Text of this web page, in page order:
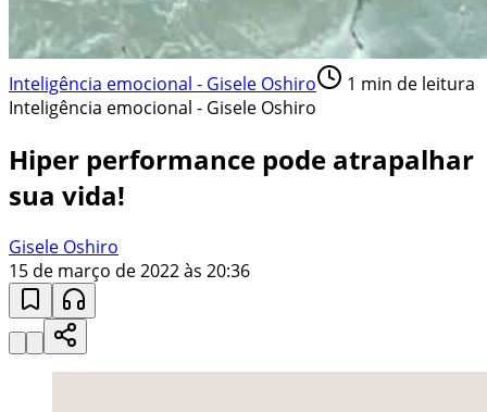
Inteligência emocional - Gisele Oshiro 1 min de leitura
Inteligência emocional - Gisele Oshiro
Hiper performance pode atrapalhar
sua vida!
Gisele Oshiro
15 de março de 2022 às 20:36